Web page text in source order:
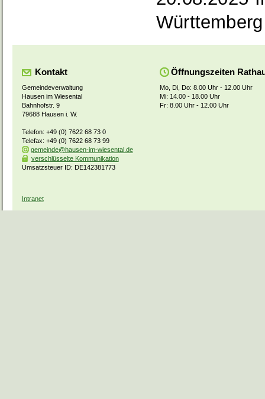
Württemberg
Kontakt
Gemeindeverwaltung
Hausen im Wiesental
Bahnhofstr. 9
79688 Hausen i. W.
Telefon: +49 (0) 7622 68 73 0
Telefax: +49 (0) 7622 68 73 99
gemeinde@hausen-im-wiesental.de
verschlüsselte Kommunikation
Umsatzsteuer ID: DE142381773
Öffnungszeiten
Mo, Di, Do: 8.00 Uhr - 12.00 Uhr
Mi: 14.00 - 18.00 Uhr
Fr: 8.00 Uhr - 12.00 Uhr
Intranet